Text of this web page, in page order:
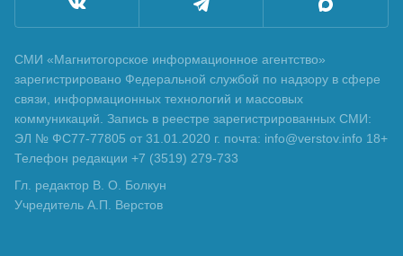
СМИ «Магнитогорское информационное агентство»
зарегистрировано Федеральной службой по надзору в сфере
связи, информационных технологий и массовых
коммуникаций. Запись в реестре зарегистрированных СМИ:
ЭЛ № ФС77-77805 от 31.01.2020 г. почта: info@verstov.info 18+
Телефон редакции +7 (3519) 279-733
Гл. редактор В. О. Болкун
Учредитель А.П. Верстов